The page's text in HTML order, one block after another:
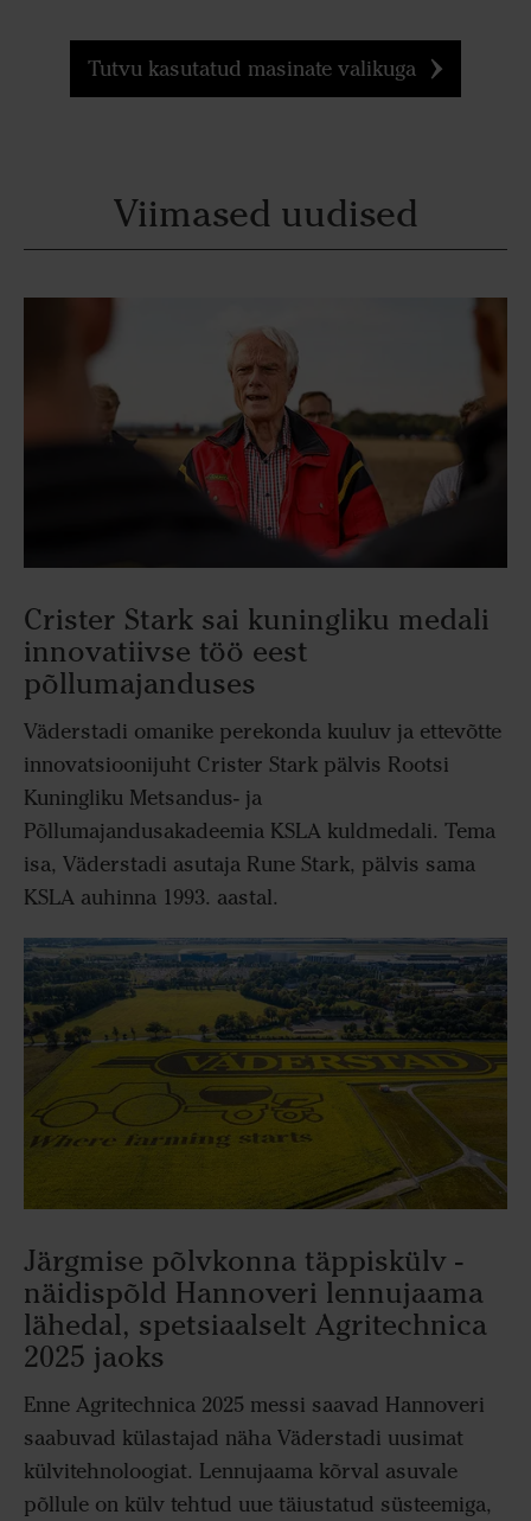
Tutvu kasutatud masinate valikuga
Viimased uudised
Crister Stark sai kuningliku medali
innovatiivse töö eest
põllumajanduses
Väderstadi omanike perekonda kuuluv ja ettevõtte
innovatsioonijuht Crister Stark pälvis Rootsi
Kuningliku Metsandus- ja
Põllumajandusakadeemia KSLA kuldmedali. Tema
isa, Väderstadi asutaja Rune Stark, pälvis sama
KSLA auhinna 1993. aastal.
Järgmise põlvkonna täppiskülv -
näidispõld Hannoveri lennujaama
lähedal, spetsiaalselt Agritechnica
2025 jaoks
Enne Agritechnica 2025 messi saavad Hannoveri
saabuvad külastajad näha Väderstadi uusimat
külvitehnoloogiat. Lennujaama kõrval asuvale
põllule on külv tehtud uue täiustatud süsteemiga,